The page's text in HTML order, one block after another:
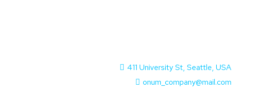
411 University St, Seattle, USA
onum_company@mail.com
luctus nec ullamcorper mattis, pulvinar dapibus